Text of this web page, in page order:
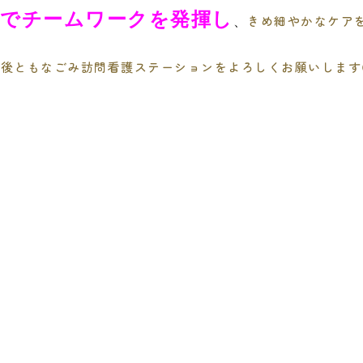
チームワークを発揮し きめ細やかなケア
ともなごみ訪問看護ステーションをよろしくお願いしま